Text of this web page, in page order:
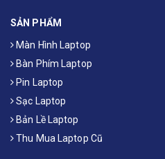
SẢN PHẨM
Màn Hình Laptop
Bàn Phím Laptop
Pin Laptop
Sạc Laptop
Bản Lề Laptop
Thu Mua Laptop Cũ